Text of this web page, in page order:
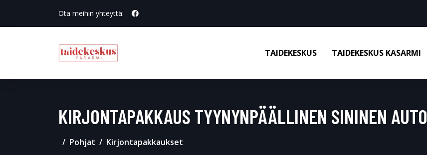
Ota meihin yhteyttä:
TAIDEKESKUS TAIDEKESKUS KASARMI
KIRJONTAPAKKAUS TYYNYNPÄÄLLINEN SININEN AUTO
Pohjat Kirjontapakkaukset